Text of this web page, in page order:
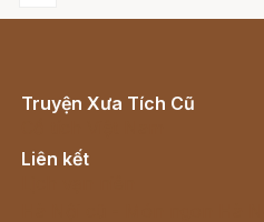
Truyện Xưa Tích Cũ
Liên kết